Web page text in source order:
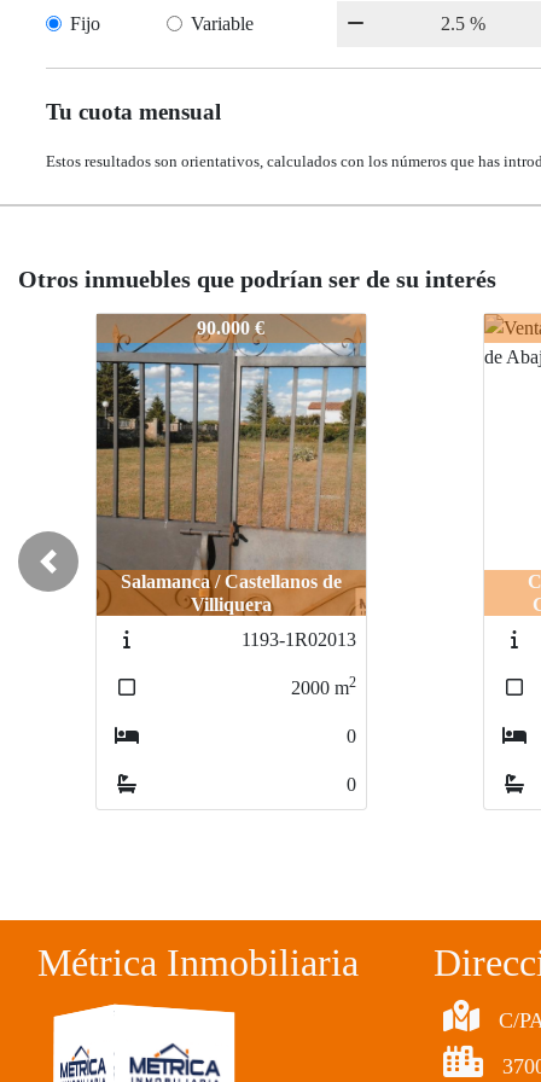
Fijo Variable
Tu cuota mensual
Estos resultados son orientativos, calculados con los números que has
Otros inmuebles que podrían ser de su interés
2355-1S03237
90.000 €
Salamanca / Castellanos de
Villiquera
1193-1R02013
2000m2
2355-
2355-
Previous
Métrica Inmobiliaria
C/